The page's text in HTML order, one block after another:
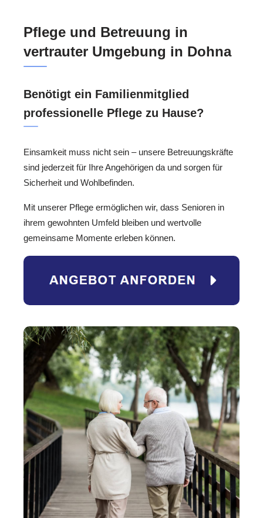
Pflege und Betreuung in
vertrauter Umgebung in Dohna
Benötigt ein Familienmitglied
professionelle Pflege zu Hause?
Einsamkeit muss nicht sein – unsere Betreuungskräfte
sind jederzeit für Ihre Angehörigen da und sorgen für
Sicherheit und Wohlbefinden.
Mit unserer Pflege ermöglichen wir, dass Senioren in
ihrem gewohnten Umfeld bleiben und wertvolle
gemeinsame Momente erleben können.